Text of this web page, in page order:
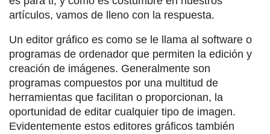
artículos, vamos de lleno con la respuesta.
Un editor gráfico es como se le llama al software o
programas de ordenador que permiten la edición y
creación de imágenes. Generalmente son
programas compuestos por una multitud de
herramientas que facilitan o proporcionan, la
oportunidad de editar cualquier tipo de imagen.
Evidentemente estos editores gráficos también